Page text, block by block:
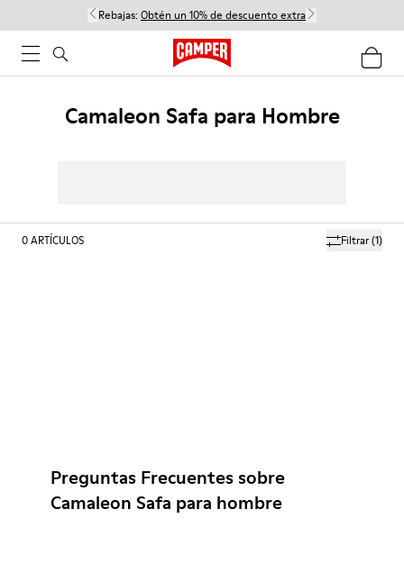
Rebajas: Obtén un 10% de descuento extra
Camaleon Safa para Hombre
Filtrar(1)
0ARTÍCULOS
Preguntas Frecuentes sobre
Camaleon Safa para hombre